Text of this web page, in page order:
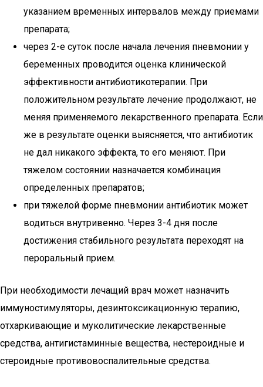
указанием временных интервалов между приемами
препарата;
через 2-е суток после начала лечения пневмонии у
беременных проводится оценка клинической
эффективности антибиотикотерапии. При
положительном результате лечение продолжают, не
меняя применяемого лекарственного препарата. Если
же в результате оценки выясняется, что антибиотик
не дал никакого эффекта, то его меняют. При
тяжелом состоянии назначается комбинация
определенных препаратов;
при тяжелой форме пневмонии антибиотик может
водиться внутривенно. Через 3-4 дня после
достижения стабильного результата переходят на
пероральный прием.
При необходимости лечащий врач может назначить
иммуностимуляторы, дезинтоксикационную терапию,
отхаркивающие и муколитические лекарственные
средства, антигистаминные вещества, нестероидные и
стероидные противовоспалительные средства.